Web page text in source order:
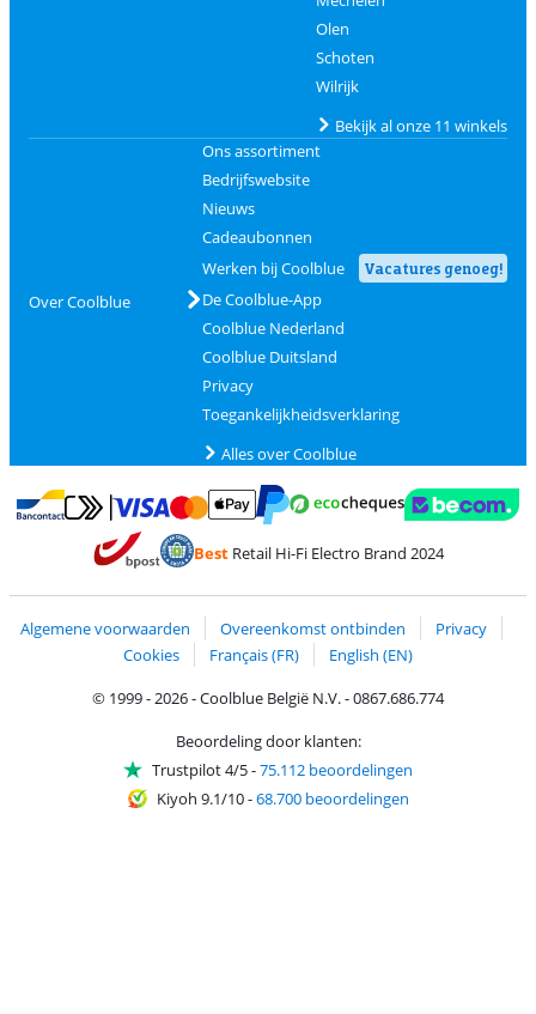
Olen
Schoten
Wilrijk
Bekijk al onze 11 winkels
Over Coolblue
Ons assortiment
Bedrijfswebsite
Nieuws
Cadeaubonnen
Werken bij Coolblue
Vacatures genoeg!
De Coolblue-App
Coolblue Nederland
Coolblue Duitsland
Privacy
Toegankelijkheidsverklaring
Alles over Coolblue
Betalen met Bancontact
Betalen met MasterCard en Visa via ClickToPay
BestRetail Hi-Fi Electro Brand 2024
Algemene voorwaarden Overeenkomst ontbinden
Privacy
Cookies
Français (FR)
English (EN)
© 1999 - 2026 - Coolblue België N.V. - 0867.686.774
Beoordeling door klanten:
Trustpilot 4/5-75.112 beoordelingen
Kiyoh 9.1/10-68.700 beoordelingen